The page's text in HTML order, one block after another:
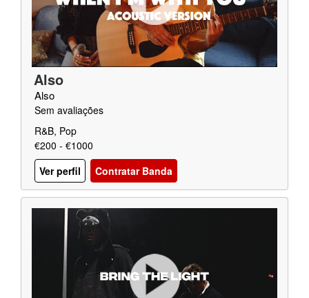
Also
Also
Sem avaliações
R&B, Pop
€200 - €1000
Ver perfil
Contratar Banda